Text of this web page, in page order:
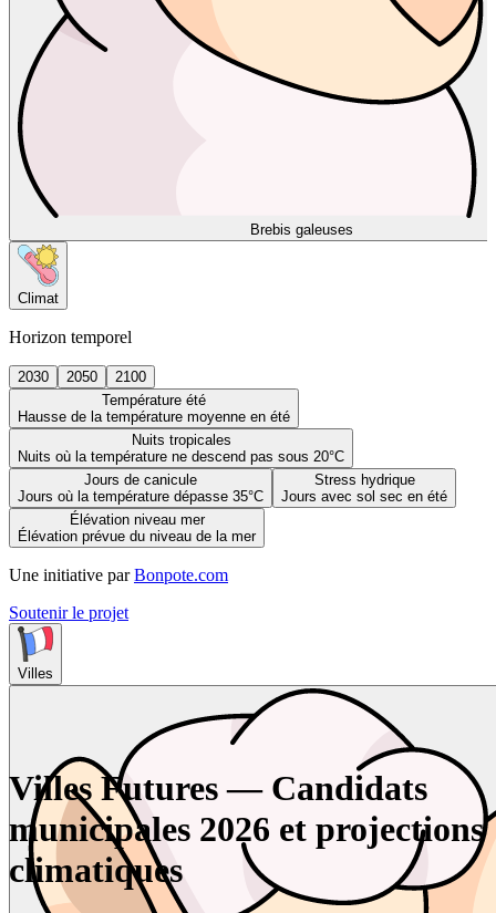
Brebis galeuses
Climat
Horizon temporel
2030 2050
2100
Température été
Hausse de la température moyenne en été
Nuits tropicales
Nuits où la température ne descend pas sous 20°C
Jours de canicule
Jours où la température dépasse 35°C
Stress hydrique
Jours avec sol sec en été
Élévation niveau mer
Élévation prévue du niveau de la mer
Une initiative par Bonpote.com
Soutenir le projet
Villes
Villes Futures — Candidats
municipales 2026 et projections
climatiques